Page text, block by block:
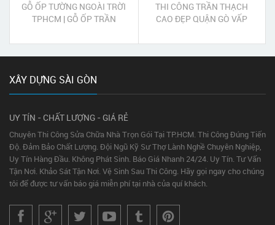
GỖ ỐP TƯỜNG NGOÀI TRỜI
TPHCM | GỖ ỐP TRẦN
THI CÔNG TRẦN THẠCH
CAO ĐẸP QUẬN GÒ VẤP
XÂY DỰNG SÀI GÒN
UY TÍN - CHẤT LƯỢNG - GIÁ RẺ
Chuyên Thi Công Sửa Chữa Nhà Trọn Gói Tại TP.HCM. Thi Công Đúng Tiến
Độ. Đảm Bảo Chất Lượng. Đội Ngũ Kỹ Sư Thợ Lành Nghề Chuyên Nghiệp,
Uy Tín Hàng Đầu. Không Phát Sinh. Báo Giá Nhanh 24/24. Uy Tín. Tư Vấn
Tận Nơi. Khảo Sát Tận Nơi. Vệ Sinh Sau Thi Công. Hãy gọi ngay cho chúng
tôi để được tư vấn báo giá miễn phí tại nhà của quí khách.